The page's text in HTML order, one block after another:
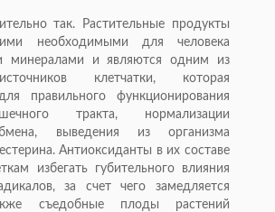
так. Растительные продукты
необходимыми для человека
минералами и являются одним из
клетчатки, которая
правильного функционирования
тракта, нормализации
выведения из организма
Антиоксиданты в их составе
избегать губительного влияния
за счет чего замедляется
съедобные плоды растений